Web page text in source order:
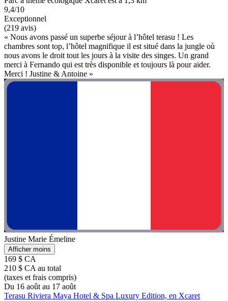
9,4/10
Exceptionnel
(219 avis)
« Nous avons passé un superbe séjour à l’hôtel terasu ! Les
chambres sont top, l’hôtel magnifique il est situé dans la jungle où
nous avons le droit tout les jours à la visite des singes. Un grand
merci à Fernando qui est très disponible et toujours là pour aider.
Merci ! Justine & Antoine »
Justine Marie Émeline
Afficher moins
169 $ CA
210 $ CA au total
(taxes et frais compris)
Du 16 août au 17 août
Terasu Riviera Maya Hotel & Spa Luxury Edition, en Xcaret